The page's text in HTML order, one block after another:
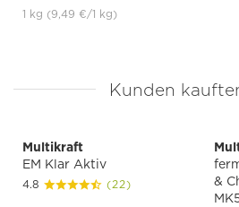
1 kg (9,49 €/1 kg)
Kunden
Multikraft
EM Klar Aktiv
4.8 (22)
&